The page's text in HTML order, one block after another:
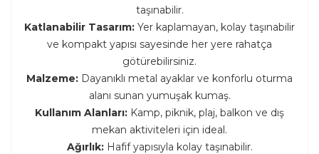
taşınabilir.
Katlanabilir Tasarım: Yer kaplamayan, kolay taşınabilir
ve kompakt yapısı sayesinde her yere rahatça
götürebilirsiniz.
Malzeme: Dayanıklı metal ayaklar ve konforlu oturma
alanı sunan yumuşak kumaş.
Kullanım Alanları: Kamp, piknik, plaj, balkon ve dış
mekan aktiviteleri için ideal.
Ağırlık:Hafif yapısıyla kolay taşınabilir.